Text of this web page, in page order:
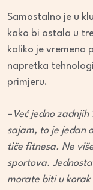
Samostalno je u
kako bi ostala u
koliko je vremena
napretka
primjeru.
– Već jedno zadnjih
sajam, to je jedan
tiče fitnesa. Ne
sportova.
morate biti u